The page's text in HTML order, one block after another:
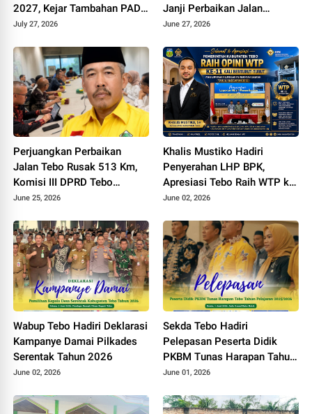
2027, Kejar Tambahan PAD
dan DBH Sawit
July 27, 2026
Janji Perbaikan Jalan
Padang lamo Rp70 Miliar
June 27, 2026
Perjuangkan Perbaikan
Jalan Tebo Rusak 513 Km,
Komisi III DPRD Tebo
Datangi Kemen PU
June 25, 2026
Khalis Mustiko Hadiri
Penyerahan LHP BPK,
Apresiasi Tebo Raih WTP ke
11
June 02, 2026
Wabup Tebo Hadiri Deklarasi
Kampanye Damai Pilkades
Serentak Tahun 2026
June 02, 2026
Sekda Tebo Hadiri
Pelepasan Peserta Didik
PKBM Tunas Harapan Tahun
Pelajaran 2025 - 2026
June 01, 2026